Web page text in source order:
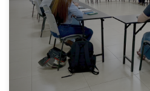
Nova Mutum se
busca
Reunião provocada pela
empresários e representantes